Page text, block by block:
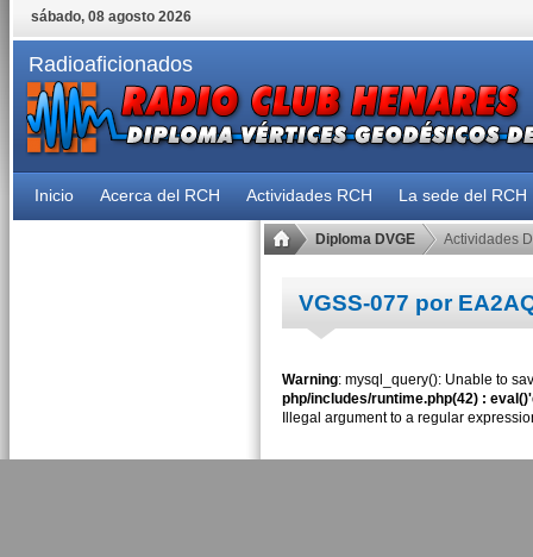
sábado, 08 agosto 2026
Radioaficionados
Inicio Acerca del RCH Actividades RCH La sede del RCH
Diploma DVGE Actividades
VGSS-077 por
Warning: mysql_query(): Unable to
php/includes/runtime.php(42) :
Illegal argument to a regular